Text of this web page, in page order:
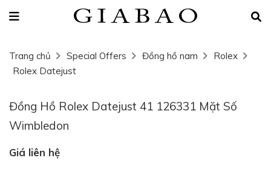
Trang chủ Special Offers Đồng hồ nam
Rolex
Rolex Datejust
Đồng Hồ Rolex Datejust 41 126331 Mặt Số
Wimbledon
Giá liên hệ